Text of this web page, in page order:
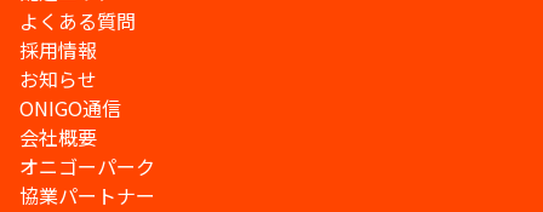
よくある質問
採用情報
お知らせ
ONIGO通信
会社概要
オニゴーパーク
協業パートナー